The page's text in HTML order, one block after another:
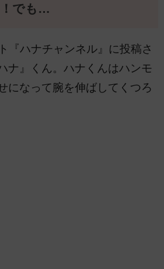
でも…
『ハナチャンネル』に投稿さ
ナ』くん。ハナくんはハンモ
になって腕を伸ばしてくつろ